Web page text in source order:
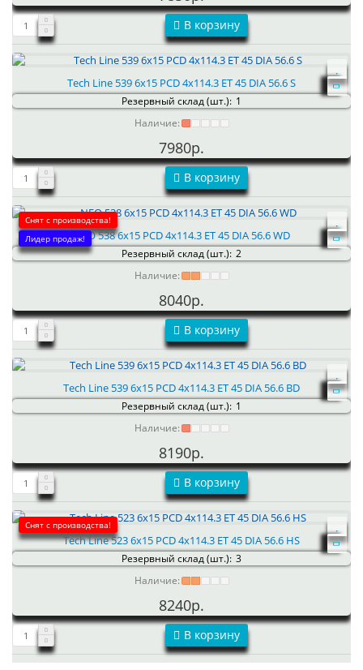
В корзину
Tech Line 539 6x15 PCD 4x114.3 ET 45 DIA 56.6 S
Резервный склад (шт.): 1
Наличие:
7980р.
В корзину
Снят с производства!
Лидер продаж!NEO 538 6x15 PCD 4x114.3 ET 45 DIA 56.6 WD
Резервный склад (шт.): 2
Наличие:
8040р.
В корзину
Tech Line 539 6x15 PCD 4x114.3 ET 45 DIA 56.6 BD
Резервный склад (шт.): 1
Наличие:
8190р.
В корзину
Снят с производства!
Tech Line 523 6x15 PCD 4x114.3 ET 45 DIA 56.6 HS
Резервный склад (шт.): 3
Наличие:
8240р.
В корзину